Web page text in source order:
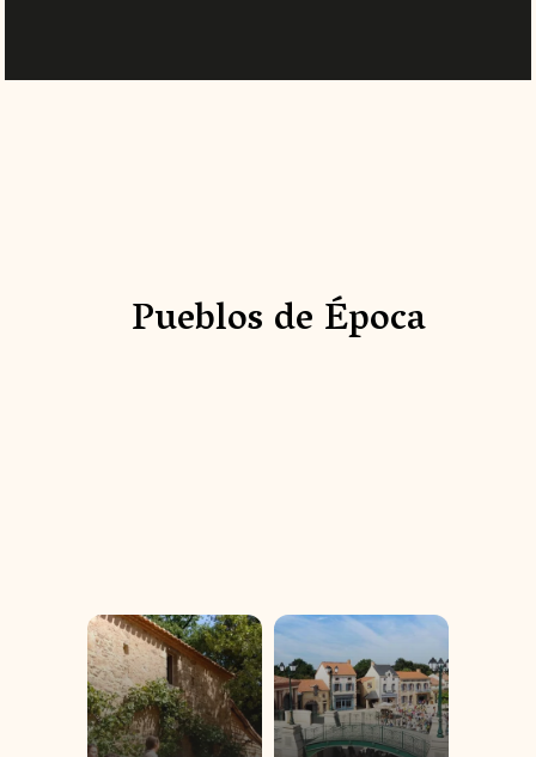
Pueblos de Época